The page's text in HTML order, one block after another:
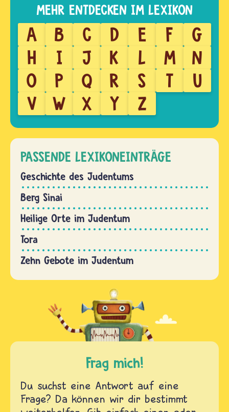
A B C D E F
G
H
I J K L M
N
O
P Q R S T
U
V
W X Y Z
PASSENDE LEXIKONEINTRÄGE
Geschichte des Judentums
Berg Sinai
Heilige Orte im Judentum
Tora
Zehn Gebote im Judentum
Frag mich!
Du suchst eine Antwort auf eine
Frage? Da können wir dir bestimmt